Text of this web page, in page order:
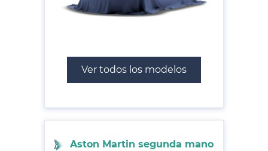
Ver todos los modelos
Aston Martin segunda mano